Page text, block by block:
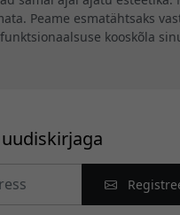
Peame esmatähtsaks
kooskõla